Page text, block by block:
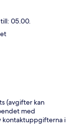
05.00.
(avgifter kan
med
kontaktuppgifterna i